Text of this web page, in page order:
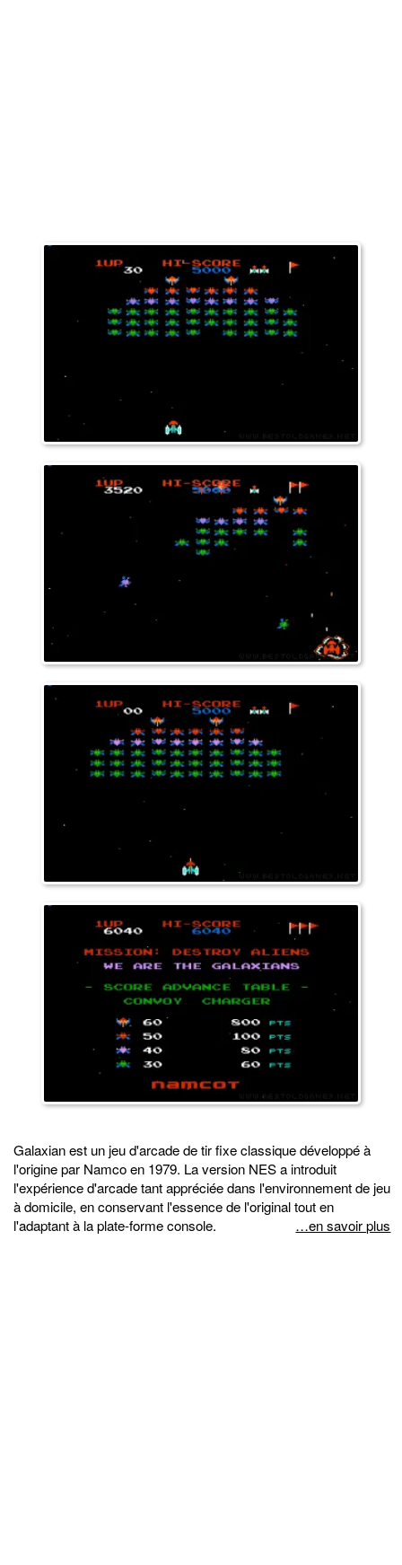
Galaxian est un jeu d'arcade de tir fixe classique développé à
l'origine par Namco en 1979. La version NES a introduit
l'expérience d'arcade tant appréciée dans l'environnement de jeu
à domicile, en conservant l'essence de l'original tout en
l'adaptant à la plate-forme console.
…en savoir plus